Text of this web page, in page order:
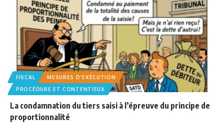
FISCAL
MESURES D'EXÉCUTION
PROCÉDURE ET CONTENTIEUX
La condamnation du tiers saisi à l’épreuve du principe de
proportionnalité